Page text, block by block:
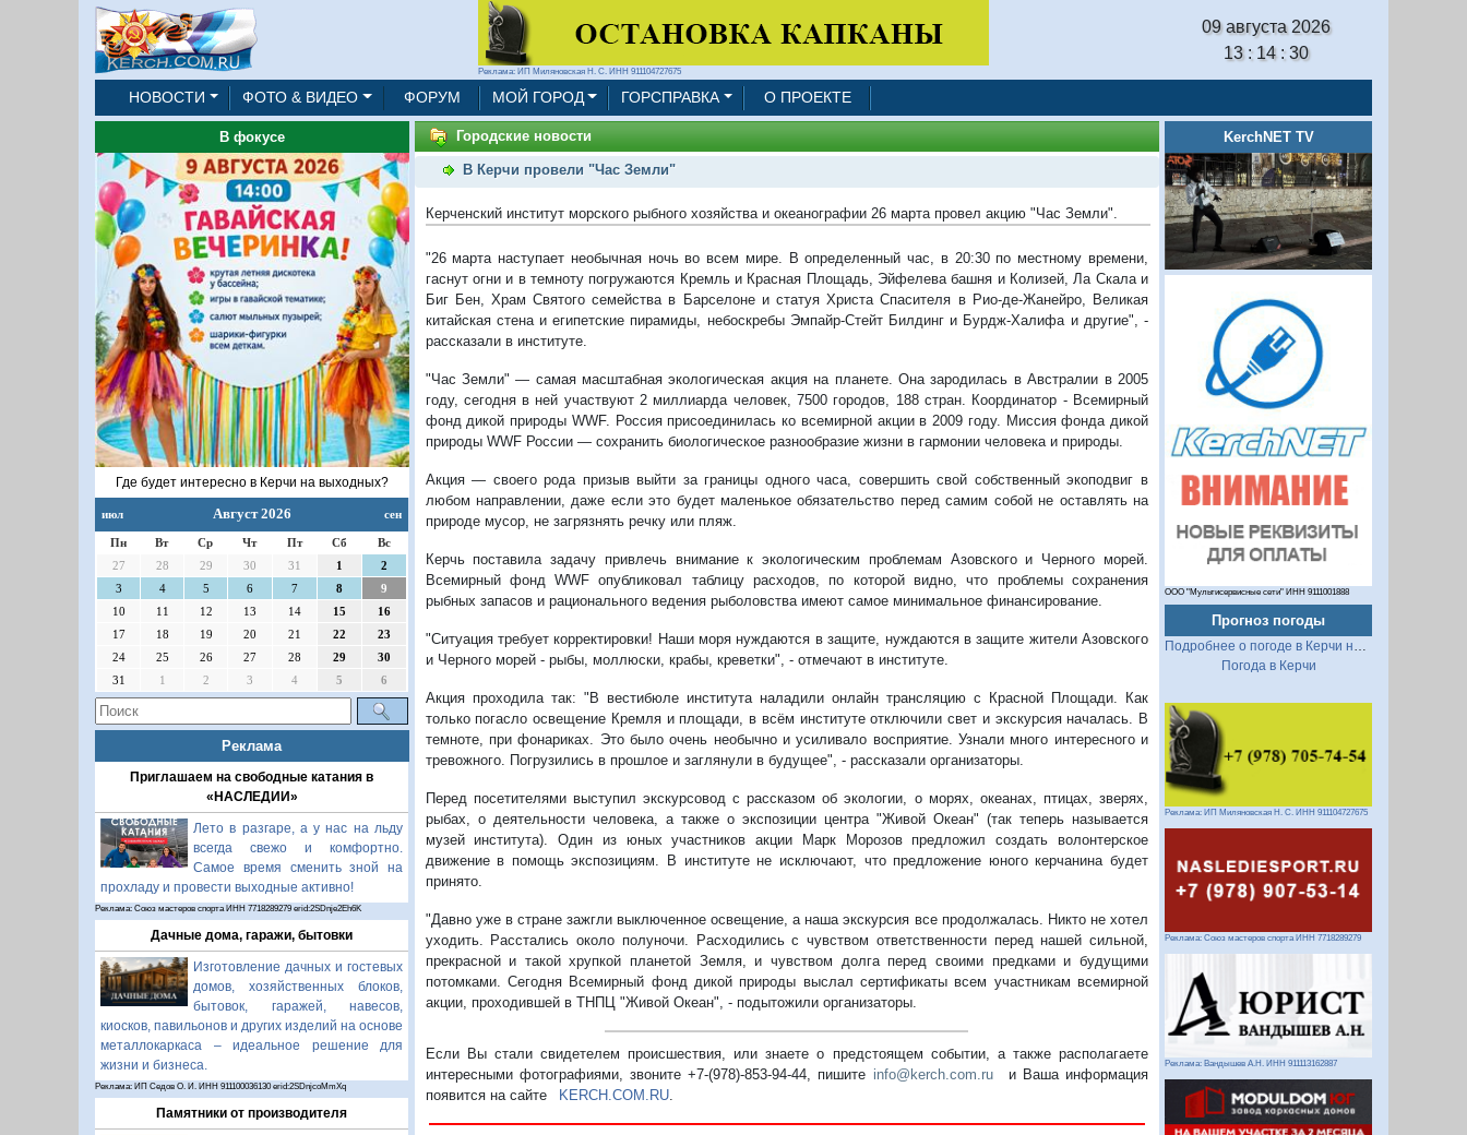
Реклама: ИП Миляновская Н. С. ИНН 911104727675
09 августа 2026
13 : 14 : 30
НОВОСТИ ФОТО & ВИДЕО ФОРУМ МОЙ ГОРОД ГОРСПРАВКА О ПРОЕКТЕ
В фокусе
Где будет интересно в Керчи на выходных?
июл Август 2026 сен
Пн Вт Ср Чт Пт Сб
Вс
27
28 29 30 31 1
2
3
4 5 6 7 8
9
10
11 12 13 14 15
16
17
18 19 20 21 22
23
24
25 26 27 28 29
30
31
1 2 3 4 5 6
Реклама
Приглашаем на свободные катания в
«НАСЛЕДИИ»
Лето в разгаре, а у нас на льду
всегда свежо и комфортно.
Самое время сменить зной на
прохладу и провести выходные активно!
Реклама: Союз мастеров спорта ИНН 7718289279 erid:2SDnje2Eh6K
Дачные дома, гаражи, бытовки
Изготовление дачных и гостевых
домов, хозяйственных блоков,
бытовок, гаражей, навесов,
киосков, павильонов и других изделий на основе
металлокаркаса – идеальное решение для
жизни и бизнеса.
Реклама: ИП Седов О. И. ИНН 911100036130 erid:2SDnjcoMmXq
Памятники от производителя
Городские новости
В Керчи провели "Час Земли"
Керченский институт морского рыбного хозяйства и океанографии 26 марта провел акцию "Час Земли".
"26 марта наступает необычная ночь во всем мире. В определенный час, в 20:30 по местному времени,
гаснут огни и в темноту погружаются Кремль и Красная Площадь, Эйфелева башня и Колизей, Ла Скала и
Биг Бен, Храм Святого семейства в Барселоне и статуя Христа Спасителя в Рио-де-Жанейро, Великая
китайская стена и египетские пирамиды, небоскребы Эмпайр-Стейт Билдинг и Бурдж-Халифа и другие", -
рассказали в институте.
"Час Земли" — самая масштабная экологическая акция на планете. Оназародилась в Австралии в 2005
году, сегодня в ней участвуют 2 миллиарда человек, 7500 городов, 188 стран. Координатор - Всемирный
фонд дикой природы WWF. Россия присоединилась ко всемирной акции в 2009 году. Миссия фонда дикой
природы WWF России — сохранить биологическое разнообразие жизни в гармонии человека и природы.
Акция — своего рода призыв выйти за границы одного часа, совершить свой собственный экоподвиг в
любом направлении, даже если это будет маленькое обязательство перед самим собой не оставлять на
природе мусор, не загрязнять речку или пляж.
Керчь поставила задачу привлечь внимание к экологическим проблемам Азовского и Черного морей.
Всемирный фонд WWF опубликовал таблицу расходов, по которой видно, что проблемы сохранения
рыбных запасов и рационального ведения рыболовства имеют самое минимальное финансирование.
"Ситуация требует корректировки! Наши моря нуждаются в защите, нуждаются в защите жители Азовского
и Черного морей - рыбы, моллюски, крабы, креветки", - отмечают в институте.
Акция проходила так: "В вестибюле института наладили онлайн трансляцию с Красной Площади. Как
только погасло освещение Кремля и площади, в всём институте отключили свет и экскурсия началась. В
темноте, при фонариках. Это было очень необычно и усиливало восприятие. Узнали много интересного и
тревожного. Погрузились в прошлое и заглянули в будущее", - рассказали организаторы.
Перед посетителями выступил экскурсовод с рассказом об экологии, о морях, океанах, птицах, зверях,
рыбах, о деятельности человека, а также о экспозиции центра "Живой Океан" (так теперь называется
музей института). Один из юных участников акции Марк Морозов предложил создать волонтерское
движение в помощь экспозициям. В институте не исключают, что предложение юного керчанина будет
принято.
"Давно уже в стране зажгли выключенное освещение, а наша экскурсия все продолжалась. Никто не хотел
уходить. Расстались около полуночи. Расходились с чувством ответственности перед нашей сильной,
прекрасной и такой хрупкой планетой Земля, и чувством долга перед своими предками и будущими
потомками. Сегодня Всемирный фонд дикой природы выслал сертификаты всем участникам всемирной
акции, проходившей в ТНПЦ "Живой Океан", - подытожили организаторы.
Если Вы стали свидетелем происшествия, или знаете о предстоящем событии, а также располагаете
интересными фотографиями, звоните +7-(978)-853-94-44, пишите info@kerch.com.ru и Ваша информация
появится на сайте KERCH.COM.RU.
KerchNET TV
ООО "Мультисервисные сети" ИНН 9111001888
Прогноз погоды
Подробнее о погоде в Керчи на 2 недели
Погода в Керчи
Реклама: ИП Миляновская Н. С. ИНН 911104727675
Реклама: Союз мастеров спорта ИНН 7718289279
Реклама: Вандышев А.Н. ИНН 911113162887